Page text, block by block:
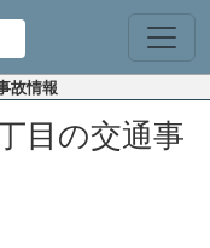
故情報
目の交通事